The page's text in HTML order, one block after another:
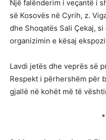
Një falënderim i veçantë i
së Kosovës në Cyrih, z.
dhe Shoqatës Sali Çekaj,
organizimin e kësaj
Lavdi jetës dhe veprës së
Respekt i përhershëm për
gjallë në kohët më të